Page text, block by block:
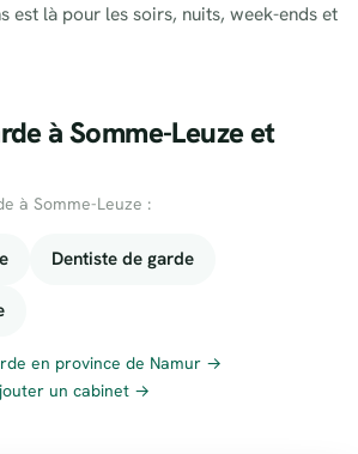
est là pour les soirs, nuits, week-ends et
à Somme-Leuze et
à Somme-Leuze :
Dentiste de garde
en province de Namur →
un cabinet →